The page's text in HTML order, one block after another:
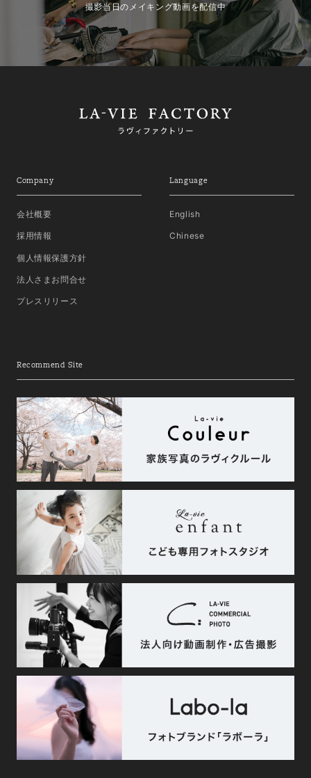
撮影当日のメイキング動画を配信中
Company
会社概要
採用情報
個人情報保護方針
法人さまお問合せ
プレスリリース
Language
English
Chinese
Recommend Site